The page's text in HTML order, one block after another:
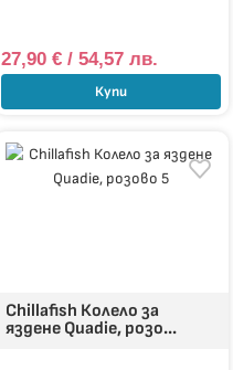
27,90 €/ 54,57 лв.
Купи
Chillafish Колело за
яздене Quadie, розо...